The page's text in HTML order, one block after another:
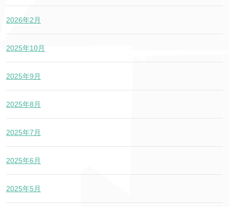
2026年2月
2025年10月
2025年9月
2025年8月
2025年7月
2025年6月
2025年5月